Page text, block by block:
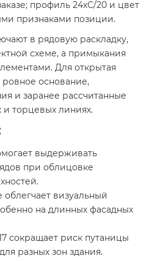
профиль 24хС/20 и цвет
признаками позиции.
в рядовую раскладку,
схеме, а примыкания
Для открытая
основание,
и заранее рассчитанные
и торцевых линиях.
выдерживать
при облицовке
облегчает визуальный
на длинных фасадных
сокращает риск путаницы
разных зон здания.